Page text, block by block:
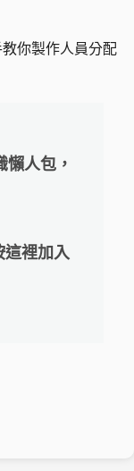
你製作人員分配
人包，
這裡加入